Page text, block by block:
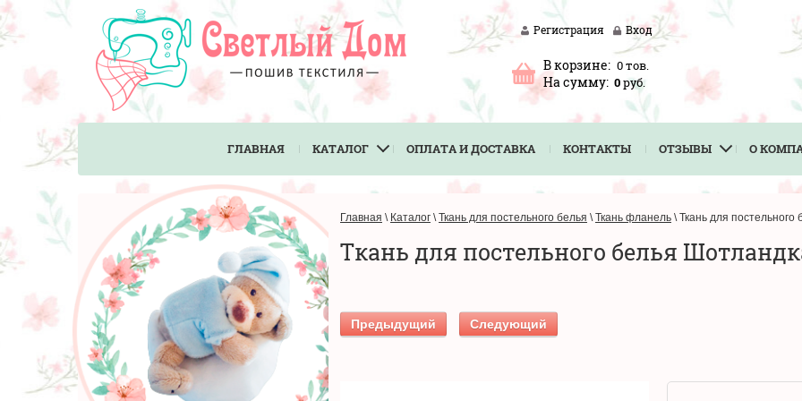
Регистрация Вход
В корзине: 0тов.
На сумму: 0руб.
ГЛАВНАЯ КАТАЛОГ ОПЛАТА И ДОСТАВКА КОНТАКТЫ ОТЗЫВЫ О
Главная \ Каталог \Ткань для постельного белья \Ткань фланель \Ткань для
Ткань для постельного белья
Предыдущий Следующий